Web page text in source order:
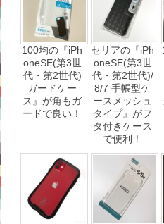
100均の『iPh
oneSE(第3世
代・第2世代)
ガードケー
ス』が角もガ
ードで良い！
セリアの『iPh
oneSE(第3世
代・第2世代)/
8/7 手帳型ケ
ースメッシュ
タイプ』がフ
タ付きケース
で便利！